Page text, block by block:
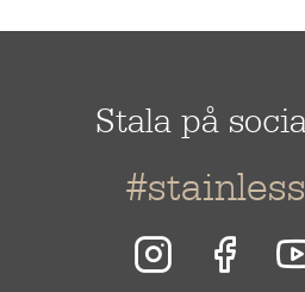
Stala på